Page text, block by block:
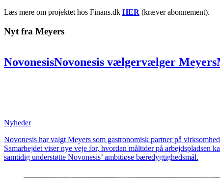
Læs mere om projektet hos Finans.dk HER (kræver abonnement).
Nyt fra Meyers
NovonesisNovonesis vælgervælger Meyers
Nyheder
Novonesis har valgt Meyers som gastronomisk partner på
Samarbejdet viser nye veje for, hvordan måltider på arbejdspladsen
samtidig understøtte Novonesis’ ambitiøse bæredygtighedsmål.